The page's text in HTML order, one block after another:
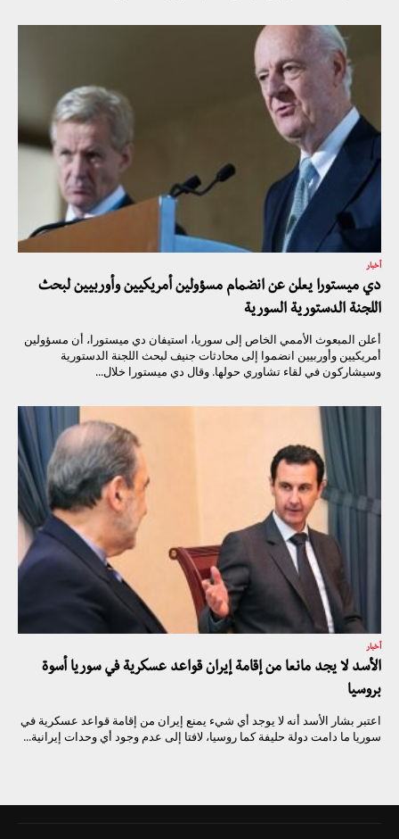
أخبار
دي ميستورا يعلن عن انضمام مسؤولين أمريكيين وأوربيين لبحث
اللجنة الدستورية السورية
أعلن المبعوث الأممي الخاص إلى سوريا، استيفان دي ميستورا، أن مسؤولين
أمريكيين وأوربيين انضموا إلى محادثات جنيف لبحث اللجنة الدستورية
وسيشاركون في لقاء تشاوري حولها. وقال دي ميستورا خلال...
أخبار
الأسد لا يجد مانعا من إقامة إيران قواعد عسكرية في سوريا أسوة
بروسيا
اعتبر بشار الأسد أنه لا يوجد أي شيء يمنع إيران من إقامة قواعد عسكرية في
سوريا ما دامت دولة حليفة كما روسيا، لافتا إلى عدم وجود أي وحدات إيرانية...